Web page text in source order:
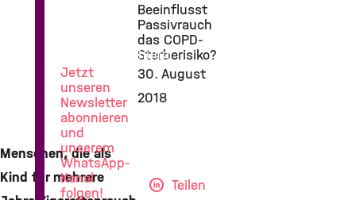
Beeinflusst
Passivrauch
das COPD-
Sterberisiko?
30. August
2018
Menschen, die als
Kind für mehrere
Teilen
Lungenforschung
Jetzt
unseren
Newsletter
abonnieren
und
unserem
WhatsApp-
Kanal
folgen!